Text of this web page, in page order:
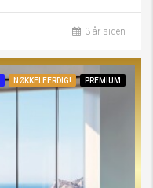
3 år siden
NØKKELFERDIG! PREMIUM